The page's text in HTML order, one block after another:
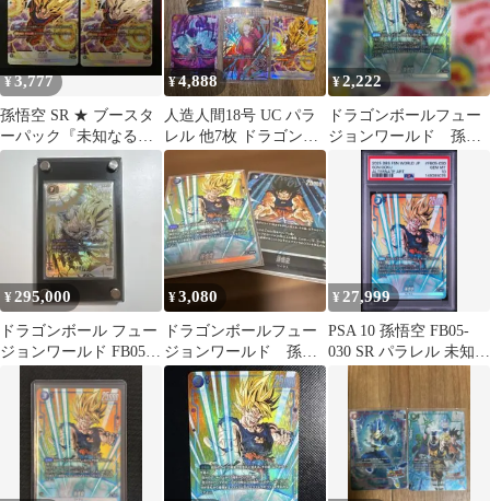
¥3,777
孫悟空 SR ★ ブースタ
ーパック『未知なる冒
険』 FB05-100 2枚セッ
¥4,888
人造人間18号 UC パラ
レル 他7枚 ドラゴンボ
ール FW 未知なる冒険
¥2,222
ドラゴンボールフュー
ジョンワールド 孫悟
空 SR パラレル 未知
なる冒険
¥295,000
ドラゴンボール フュー
ジョンワールド FB05-
¥3,080
ドラゴンボールフュー
ジョンワールド 孫悟
空 FB05-030 パラレ
ル SR
¥ 27,999
PSA 10 孫悟空 FB05-
030 SR パラレル 未知な
る冒険